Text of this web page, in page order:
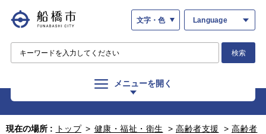
文字・色 Language
検索
メニューを開く
現在の場所 : トップ > 健康・福祉・衛生 > 高齢者支援 > 高齢者